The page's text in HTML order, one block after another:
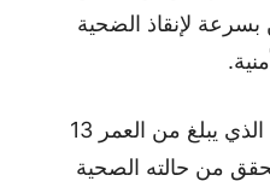
لإنقاذ الضحية
تم نقل القاصر المجني عليه، الذي يبلغ من العمر 13
من حالته الصحية